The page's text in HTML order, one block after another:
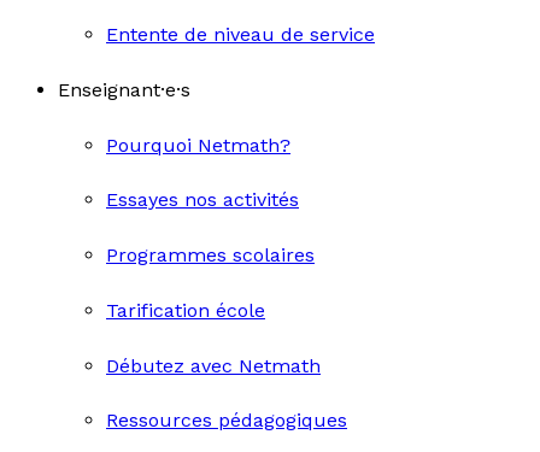
Entente de niveau de service
Enseignant·e·s
Pourquoi Netmath?
Essayes nos activités
Programmes scolaires
Tarification école
Débutez avec Netmath
Ressources pédagogiques